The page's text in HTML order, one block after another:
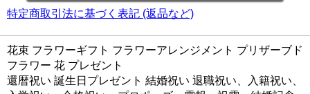
特定商取引法に基づく表記 (返品など)
花束 フラワーギフト フラワーアレンジメント プリザーブド
フラワー 花 プレゼント
還暦祝い 誕生日プレゼント 結婚祝い 退職祝い、入籍祝い、